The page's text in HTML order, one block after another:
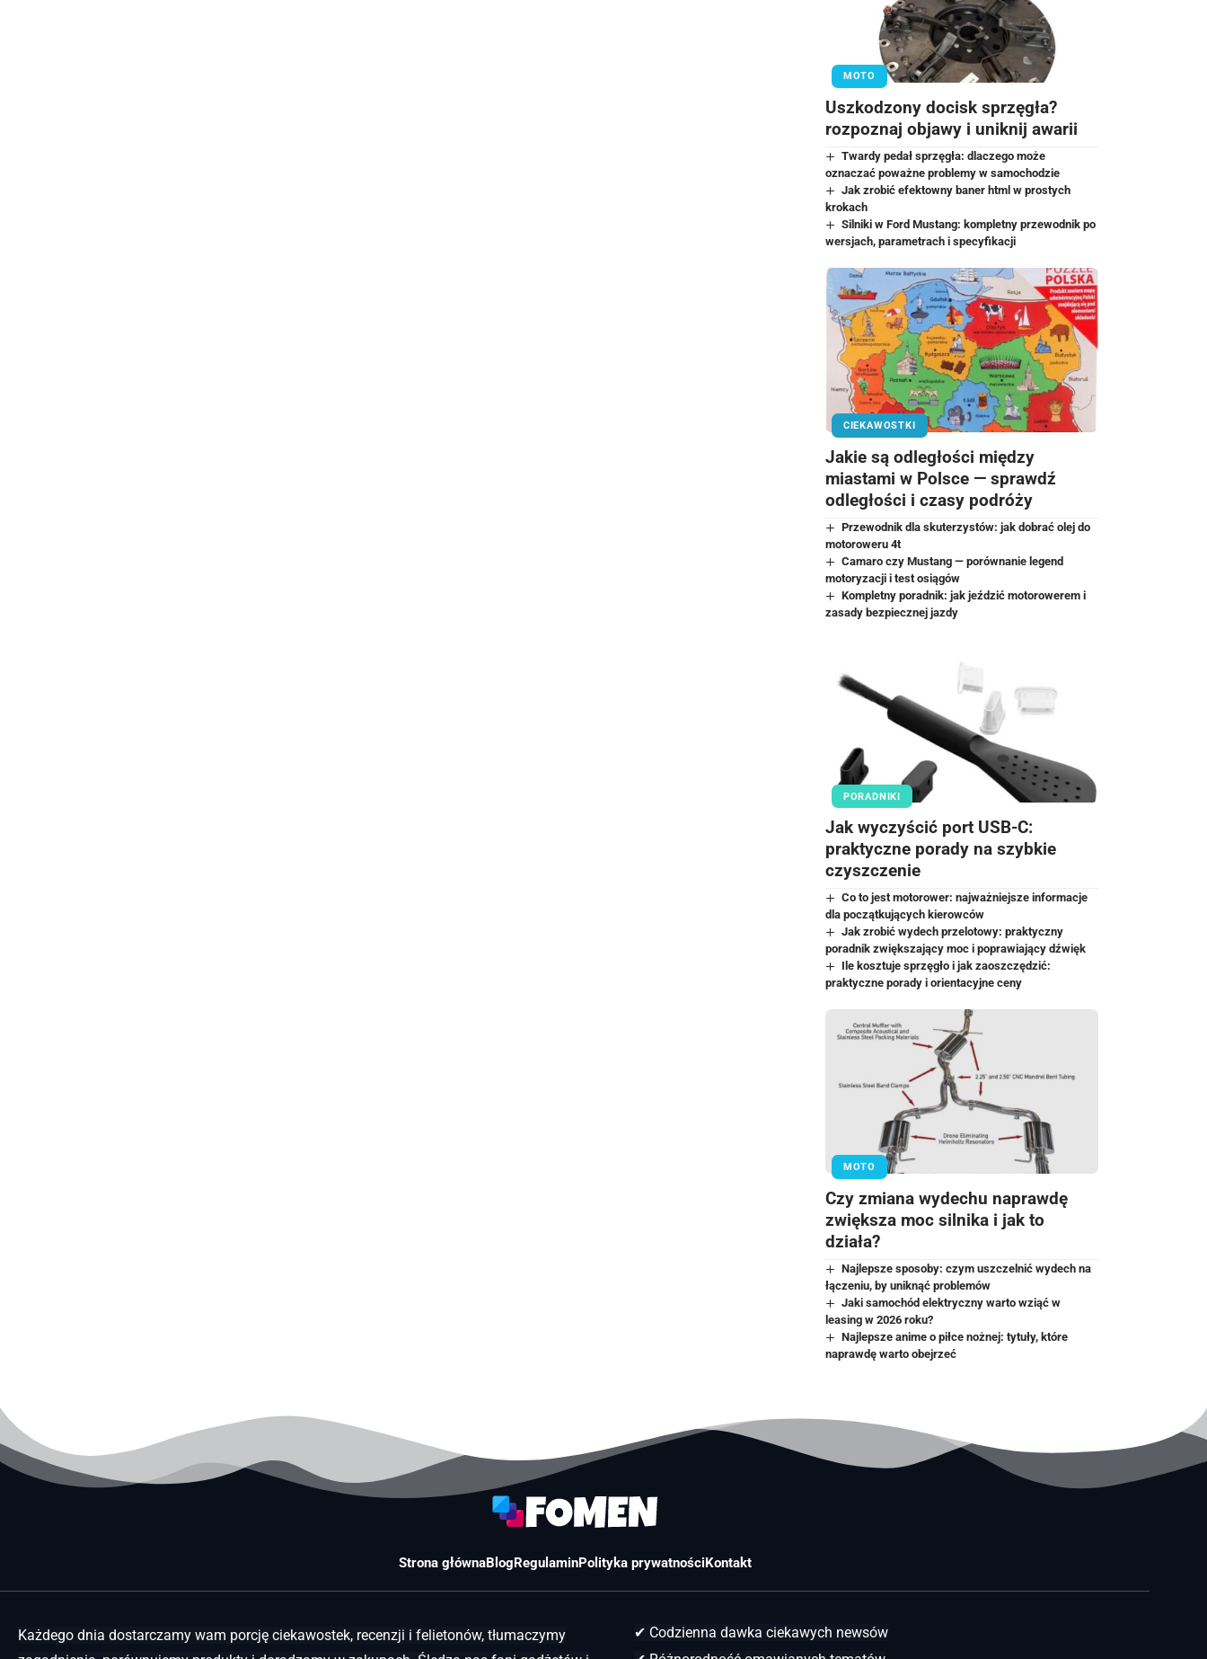
MOTO
Uszkodzony docisk sprzęgła?
rozpoznaj objawy i uniknij awarii
Twardy pedał sprzęgła: dlaczego może
oznaczać poważne problemy w samochodzie
Jak zrobić efektowny baner html w prostych
krokach
Silniki w Ford Mustang: kompletny przewodnik po
wersjach, parametrach i specyfikacji
CIEKAWOSTKI
Jakie są odległości między
miastami w Polsce — sprawdź
odległości i czasy podróży
Przewodnik dla skuterzystów: jak dobrać olej do
motoroweru 4t
Camaro czy Mustang — porównanie legend
motoryzacji i test osiągów
Kompletny poradnik: jak jeździć motorowerem i
zasady bezpiecznej jazdy
PORADNIKI
Jak wyczyścić port USB-C:
praktyczne porady na szybkie
czyszczenie
Co to jest motorower: najważniejsze informacje
dla początkujących kierowców
Jak zrobić wydech przelotowy: praktyczny
poradnik zwiększający moc i poprawiający dźwięk
Ile kosztuje sprzęgło i jak zaoszczędzić:
praktyczne porady i orientacyjne ceny
MOTO
Czy zmiana wydechu naprawdę
zwiększa moc silnika i jak to
działa?
Najlepsze sposoby: czym uszczelnić wydech na
łączeniu, by uniknąć problemów
Jaki samochód elektryczny warto wziąć w
leasing w 2026 roku?
Najlepsze anime o piłce nożnej: tytuły, które
naprawdę warto obejrzeć
Strona głównaBlogRegulaminPolityka prywatnościKontakt
Każdego dnia dostarczamy wam porcję ciekawostek, recenzji i felietonów, tłumaczymy
✔ Codzienna dawka ciekawych newsów